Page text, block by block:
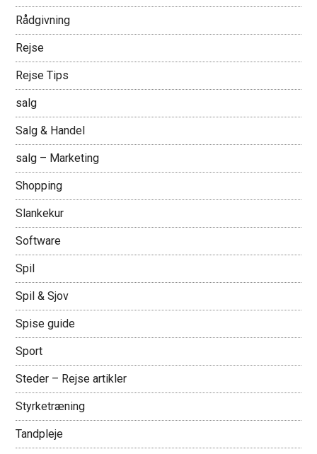
Rådgivning
Rejse
Rejse Tips
salg
Salg & Handel
salg – Marketing
Shopping
Slankekur
Software
Spil
Spil & Sjov
Spise guide
Sport
Steder – Rejse artikler
Styrketræning
Tandpleje